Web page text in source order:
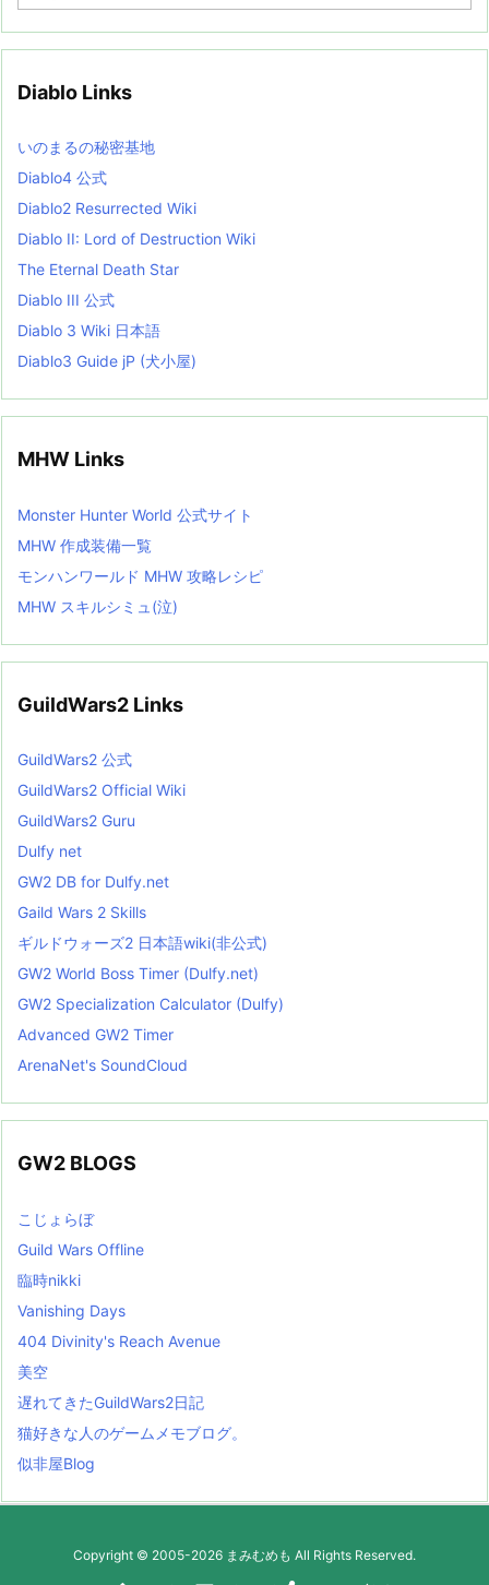
e
i
s
t
Diablo Links
いのまるの秘密基地
Diablo4 公式
Diablo2 Resurrected Wiki
Diablo II: Lord of Destruction Wiki
The Eternal Death Star
Diablo III 公式
Diablo 3 Wiki 日本語
Diablo3 Guide jP (犬小屋)
MHW Links
Monster Hunter World 公式サイト
MHW 作成装備一覧
モンハンワールド MHW 攻略レシピ
MHW スキルシミュ(泣)
GuildWars2 Links
GuildWars2 公式
GuildWars2 Official Wiki
GuildWars2 Guru
Dulfy net
GW2 DB for Dulfy.net
Gaild Wars 2 Skills
ギルドウォーズ2 日本語wiki(非公式)
GW2 World Boss Timer (Dulfy.net)
GW2 Specialization Calculator (Dulfy)
Advanced GW2 Timer
ArenaNet's SoundCloud
GW2 BLOGS
こじょらぼ
Guild Wars Offline
臨時nikki
Vanishing Days
404 Divinity's Reach Avenue
美空
遅れてきたGuildWars2日記
猫好きな人のゲームメモブログ。
似非屋Blog
Copyright © 2005-2026 まみむめも All Rights Reserved.